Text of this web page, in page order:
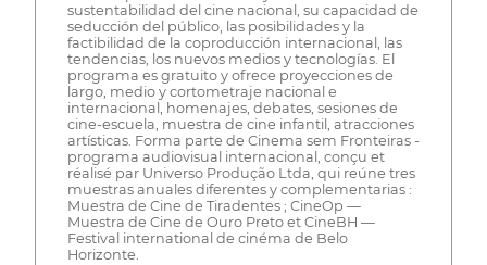
sustentabilidad del cine nacional, su capacidad de
seducción del público, las posibilidades y la
factibilidad de la coproducción internacional, las
tendencias, los nuevos medios y tecnologías. El
programa es gratuito y ofrece proyecciones de
largo, medio y cortometraje nacional e
internacional, homenajes, debates, sesiones de
cine-escuela, muestra de cine infantil, atracciones
artísticas. Forma parte de Cinema sem Fronteiras -
programa audiovisual internacional, conçu et
réalisé par Universo Produção Ltda, qui reúne tres
muestras anuales diferentes y complementarias :
Muestra de Cine de Tiradentes ; CineOp —
Muestra de Cine de Ouro Preto et CineBH —
Festival international de cinéma de Belo
Horizonte.